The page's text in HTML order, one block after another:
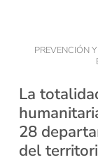
PREVENCIÓN
La
28
del